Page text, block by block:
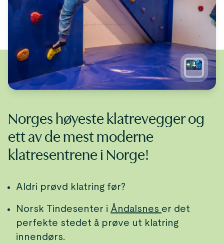
+4
Norges høyeste klatrevegger og
ett av de mest moderne
klatresentrene i Norge!
Aldri prøvd klatring før?
Norsk Tindesenter i Åndalsnes er det
perfekte stedet å prøve ut klatring
innendørs.